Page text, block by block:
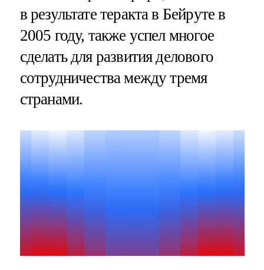
в результате теракта в Бейруте в
2005 году, также успел многое
сделать для развития делового
сотрудничества между тремя
странами.